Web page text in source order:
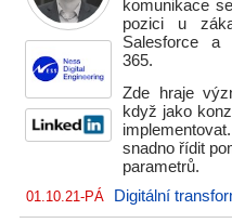
komunikace
pozici u
Salesforce a
365.
Zde hraje
když jako
snadno řídit
parametrů.
01.10.21-PÁ Digitální